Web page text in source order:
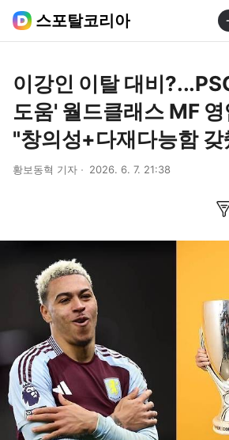
스포탈코리아
이강인 이탈 대비
도움' 월드클래스 MF
"창의성+다재다능함 갖
황보동혁 기자 2026. 6. 7. 21:38